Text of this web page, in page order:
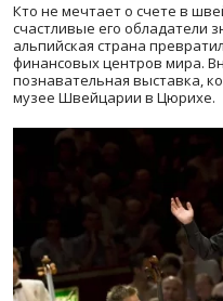
Кто не мечтает о счете в
счастливые его обладатели
альпийская страна
финансовых центров мира.
познавательная выставка,
музее Швейцарии в Цюрихе.